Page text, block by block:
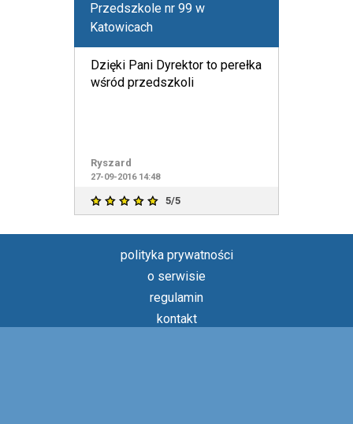
Przedszkole nr 99 w
Katowicach
Dzięki Pani Dyrektor to perełka
wśród przedszkoli
Ryszard
27-09-2016 14:48
5/5
polityka prywatności
o serwisie
regulamin
kontakt